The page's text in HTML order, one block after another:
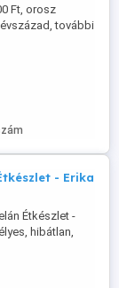
Ft, orosz
további
- Erika
Étkészlet -
hibátlan,
részes
6 kistányér
1 db sültes tál, 1